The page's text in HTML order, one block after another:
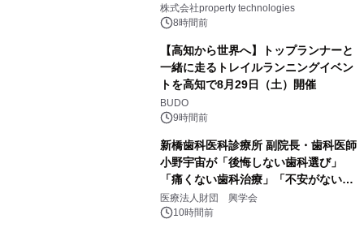
PropTechはどう組み替えるか）｜
PropTech-Lab
株式会社property technologies
8時間前
【高知から世界へ】トップランナーと
一緒に走るトレイルランニングイベン
トを高知で8月29日（土）開催
BUDO
9時間前
新橋歯科医科診療所 副院長・歯科医師
小野宇宙が「後悔しない歯科選び」
「痛くない歯科治療」「不安がない治
療計画」をテーマに専門監修
医療法人財団 興学会
10時間前